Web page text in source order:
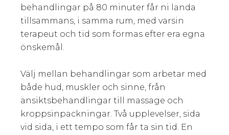
behandlingar på 80 minuter får ni landa
tillsammans, i samma rum, med varsin
terapeut och tid som formas efter era egna
önskemål.
Välj mellan behandlingar som arbetar med
både hud, muskler och sinne, från
ansiktsbehandlingar till massage och
kroppsinpackningar. Två upplevelser, sida
vid sida, i ett tempo som får ta sin tid. En